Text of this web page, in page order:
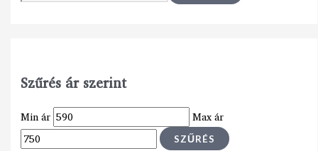
Szűrés ár szerint
Min ár Max ár
SZŰRÉS